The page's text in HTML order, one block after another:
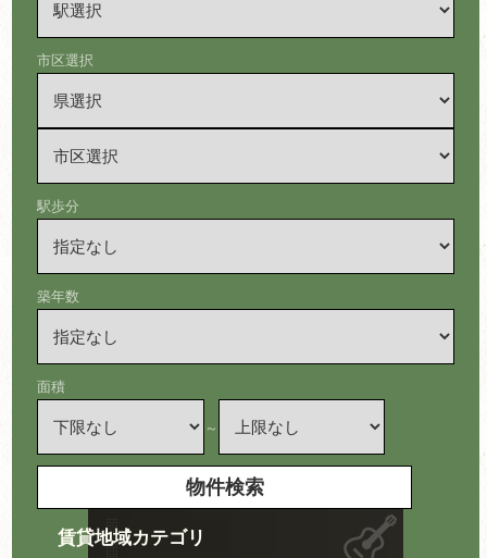
市区選択
駅歩分
築年数
面積
～
賃貸地域カテゴリ